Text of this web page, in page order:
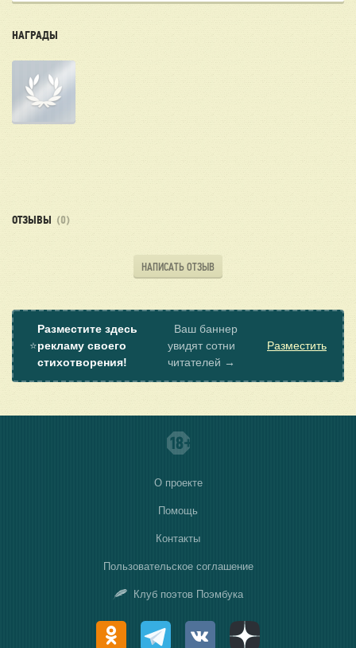
НАГРАДЫ
ОТЗЫВЫ (0)
НАПИСАТЬ ОТЗЫВ
⭐
Разместите здесь
рекламу своего
стихотворения!
Ваш баннер
увидят сотни
читателей →
Разместить
О проекте
Помощь
Контакты
Пользовательское соглашение
Клуб поэтов Поэмбука